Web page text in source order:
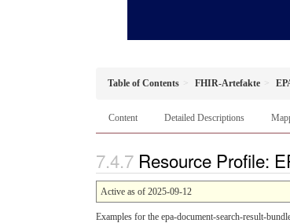
Table of Contents FHIR-Artefakte
Content Detailed Descriptions
Resource Profile:
Active as of 2025-09-12
Examples for the epa-document-search-result-